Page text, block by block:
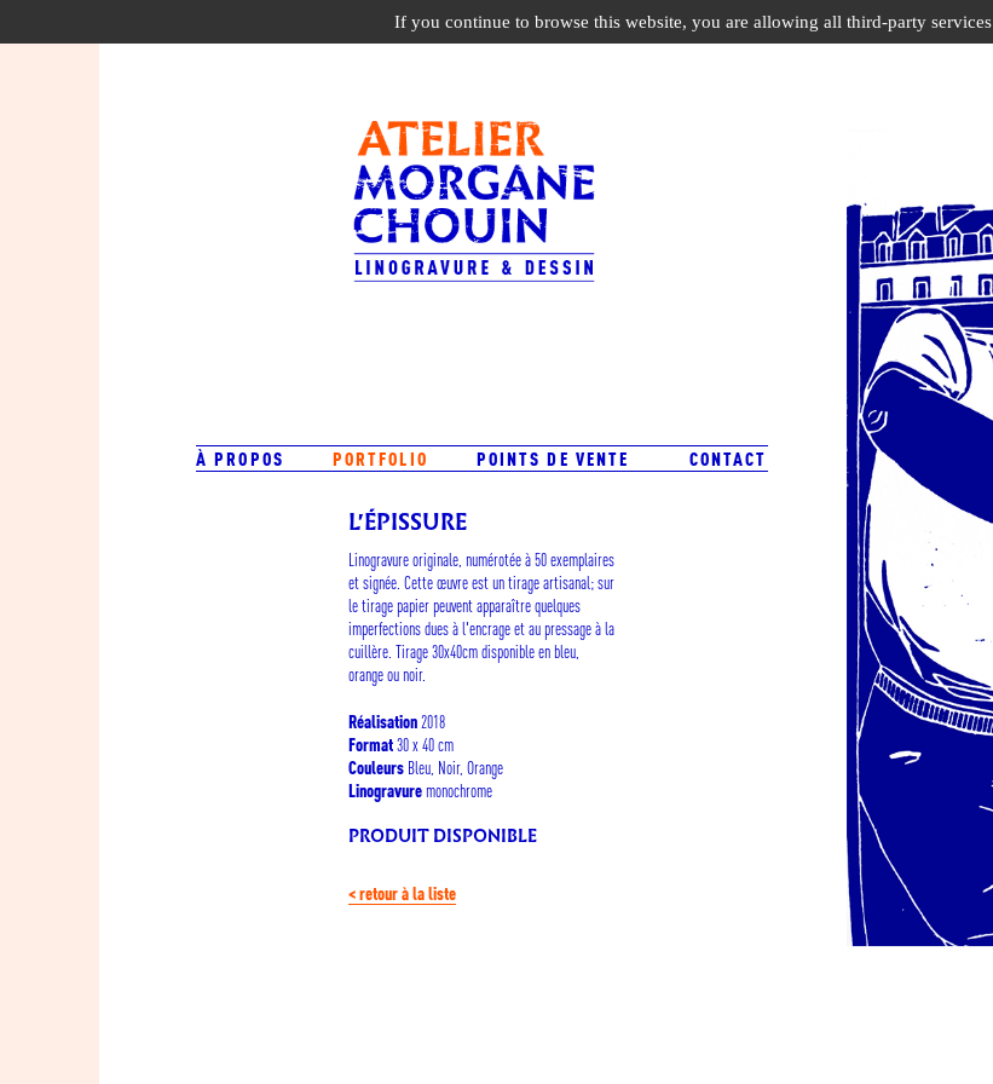
À PROPOS PORTFOLIO POINTS DE VENTE CONTACT
L'ÉPISSURE
Linogravure originale, numérotée à 50 exemplaires
et signée. Cette œuvre est un tirage artisanal; sur
le tirage papier peuvent apparaître quelques
imperfections dues à l'encrage et au pressage à la
cuillère. Tirage 30x40cm disponible en bleu,
orange ou noir.
Réalisation2018
Format30 x 40 cm
CouleursBleu, Noir, Orange
Linogravuremonochrome
PRODUIT DISPONIBLE
< retour à la liste
If you continue to browse this website, you are allowing all third-party services